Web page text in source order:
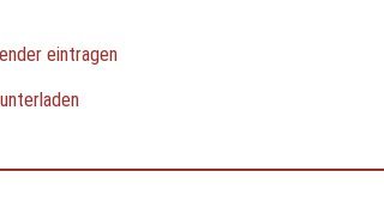
eintragen